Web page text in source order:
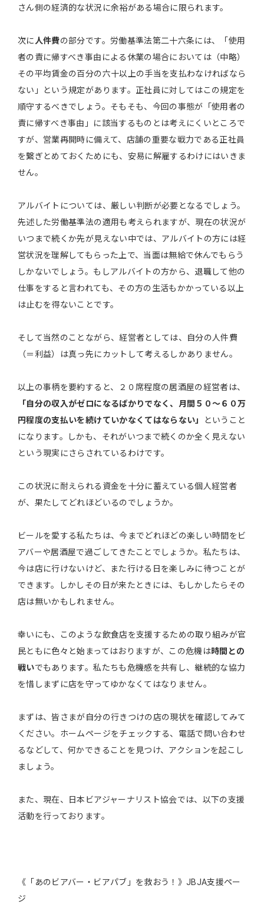
さん側の経済的な状況に余裕がある場合に限られます。
次に 人件費の部分です。労働基準法第二十六条には、「使用
者の責に帰すべき事由による休業の場合においては（中略）
その平均賃金の百分の六十以上の手当を支払わなければなら
ない」という規定があります。正社員に対してはこの規定を
順守するべきでしょう。そもそも、今回の事態が「使用者の
責に帰すべき事由」に該当するものとは考えにくいところで
すが、営業再開時に備えて、店舗の重要な戦力である正社員
を繋ぎとめておくためにも、安易に解雇するわけにはいきま
せん。
アルバイトについては、厳しい判断が必要となるでしょう。
先述した労働基準法の適用も考えられますが、現在の状況が
いつまで続くか先が見えない中では、アルバイトの方には経
営状況を理解してもらった上で、当面は無給で休んでもらう
しかないでしょう。もしアルバイトの方から、退職して他の
仕事をすると言われても、その方の生活もかかっている以上
は止むを得ないことです。
そして当然のことながら、経営者としては、自分の人件費
（＝利益）は真っ先にカットして考えるしかありません。
以上の事柄を要約すると、２０席程度の居酒屋の経営者は、
「自分の収入がゼロになるばかりでなく、月間５０～６０万
円程度の支払いを続けていかなくてはならない」
ということ
になります。しかも、それがいつまで続くのか全く見えない
という現実にさらされているわけです。
この状況に耐えられる資金を十分に蓄えている個人経営者
が、果たしてどれほどいるのでしょうか。
ビールを愛する私たちは、今までどれほどの楽しい時間をビ
アバーや居酒屋で過ごしてきたことでしょうか。私たちは、
今は店に行けないけど、また行ける日を楽しみに待つことが
できます。しかしその日が来たときには、もしかしたらその
店は無いかもしれません。
幸いにも、このような飲食店を支援するための取り組みが官
民ともに色々と始まってはおりますが、この危機は時間との
戦いでもあります。私たちも危機感を共有し、継続的な協力
を惜しまずに店を守ってゆかなくてはなりません。
まずは、皆さまが自分の行きつけの店の現状を確認してみて
ください。ホームページをチェックする、電話で問い合わせ
るなどして、何かできることを見つけ、アクションを起こし
ましょう。
また、現在、日本ビアジャーナリスト協会では、以下の支援
活動を行っております。
《「あのビアバー・ビアパブ」を救おう！》JBJA支援ペー
ジ